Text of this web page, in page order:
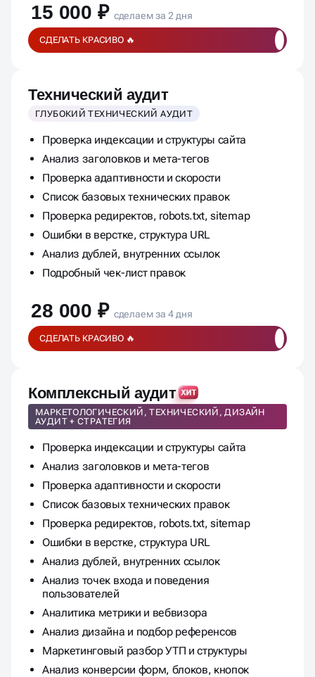
15 000 ₽ сделаем за 2 дня
СДЕЛАТЬ КРАСИВО 🔥
Технический аудит
ГЛУБОКИЙ ТЕХНИЧЕСКИЙ АУДИТ
Проверка индексации и структуры сайта
Анализ заголовков и мета-тегов
Проверка адаптивности и скорости
Список базовых технических правок
Проверка редиректов, robots.txt, sitemap
Ошибки в верстке, структура URL
Анализ дублей, внутренних ссылок
Подробный чек-лист правок
28 000 ₽ сделаем за 4 дня
СДЕЛАТЬ КРАСИВО 🔥
Комплексный аудит
МАРКЕТОЛОГИЧЕСКИЙ, ТЕХНИЧЕСКИЙ, ДИЗАЙН
АУДИТ + СТРАТЕГИЯ
Проверка индексации и структуры сайта
Анализ заголовков и мета-тегов
Проверка адаптивности и скорости
Список базовых технических правок
Проверка редиректов, robots.txt, sitemap
Ошибки в верстке, структура URL
Анализ дублей, внутренних ссылок
Анализ точек входа и поведения
пользователей
Аналитика метрики и вебвизора
Анализ дизайна и подбор референсов
Маркетинговый разбор УТП и структуры
Анализ конверсии форм, блоков, кнопок